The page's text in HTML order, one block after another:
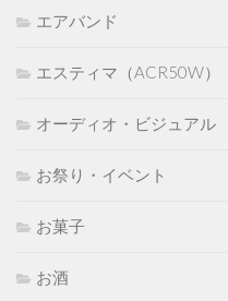
エアバンド
エスティマ（ACR50W）
オーディオ・ビジュアル
お祭り・イベント
お菓子
お酒